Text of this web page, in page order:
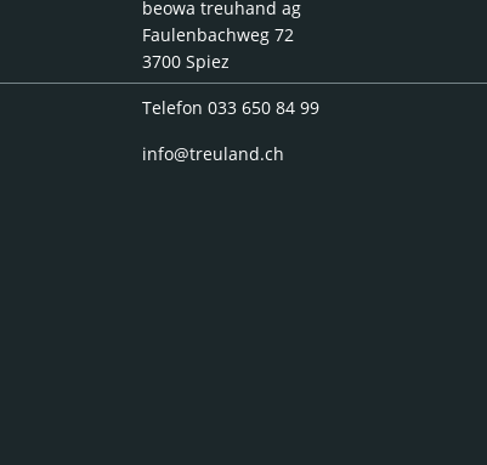
beowa treuhand ag
Faulenbachweg 72
3700 Spiez
Telefon 033 650 84 99
info@treuland.ch